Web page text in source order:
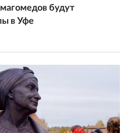
будут
в Уфе